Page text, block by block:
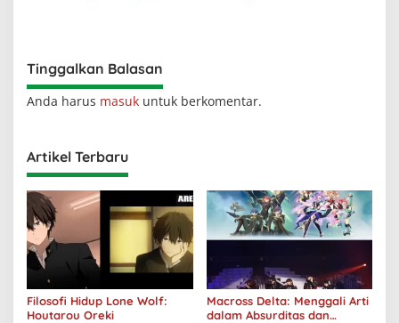
Tinggalkan Balasan
Anda harus masuk untuk berkomentar.
Artikel Terbaru
Filosofi Hidup Lone Wolf:
Houtarou Oreki
Macross Delta: Menggali Arti
dalam Absurditas dan